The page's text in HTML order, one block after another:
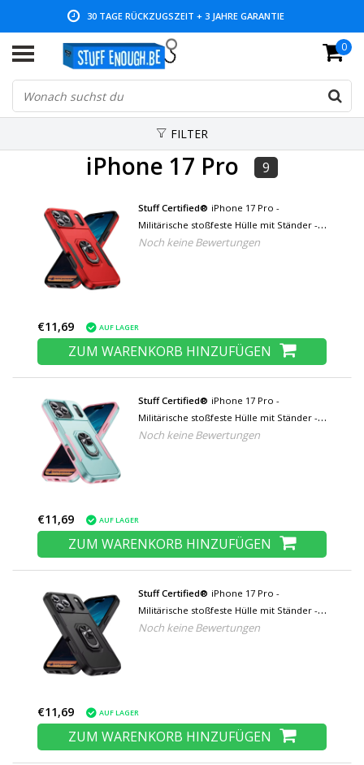
30 TAGE RÜCKZUGSZEIT + 3 JAHRE GARANTIE
NIEDRIGE PREISE UND GROSSE AUSWAHL 0
FILTER
iPhone 17 Pro 9
Stuff Certified® iPhone 17 Pro -
Militärische stoßfeste Hülle mit Ständer -
Grip Socket Magnetische Schutzhülle - Rot
Noch keine Bewertungen
€11,69 AUF LAGER
ZUM WARENKORB HINZUFÜGEN
Stuff Certified® iPhone 17 Pro -
Militärische stoßfeste Hülle mit Ständer -
Grip Socket Magnetische Schutzhülle -
Noch keine Bewertungen
€11,69 AUF LAGER
ZUM WARENKORB HINZUFÜGEN
Stuff Certified® iPhone 17 Pro -
Militärische stoßfeste Hülle mit Ständer -
Grip Socket Magnetische Schutzhülle -
Noch keine Bewertungen
€11,69 AUF LAGER
ZUM WARENKORB HINZUFÜGEN